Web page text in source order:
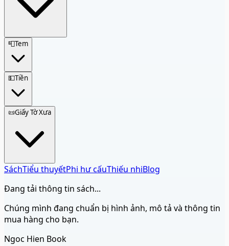
📮Tem
💵Tiền
📜Giấy Tờ Xưa
SáchTiểu thuyếtPhi hư cấuThiếu nhiBlog
Đang tải thông tin sách...
Chúng mình đang chuẩn bị hình ảnh, mô tả và thông tin
mua hàng cho bạn.
Ngoc Hien Book